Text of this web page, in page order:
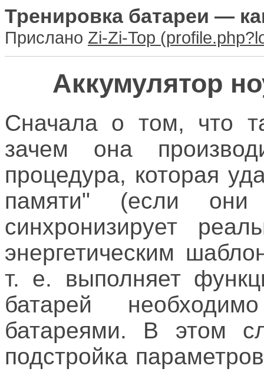
Тренировка батареи —
Прислано Zi-Zi-Top
Аккумулятор
Сначала о том, что
зачем она
процедура, которая
памяти" (если они
синхронизирует
энергетическим
т. е. выполняет
батарей
батареями. В этом
подстройка